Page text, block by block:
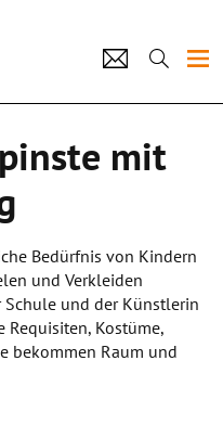
Kontakt
mit
Bedürfnis von Kindern
und Verkleiden
Schule und der Künstlerin
Requisiten, Kostüme,
bekommen Raum und
entwickeln. Wenn nach